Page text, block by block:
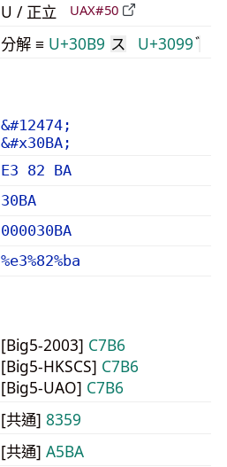
U / 正立 UAX#50
分解 ≡ U+30B9 ス U+3099
&#12474;
&#x30BA;
E3 82 BA
30BA
000030BA
%e3%82%ba
[Big5-2003] C7B6
[Big5-HKSCS] C7B6
[Big5-UAO] C7B6
[共通] 8359
[共通] A5BA